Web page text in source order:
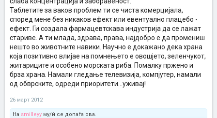
Таблетите за ваков проблем ти се чиста комерцијала,
според мене без никаков ефект или евентуално плацебо -
ефект. Ги создала фармацевтскава индустрија да се лажат
стариве. А ти млада, здрава, права, најдобро е да промениш
нешто во животните навики. Научно е докажано дека храна
која позитивно влијае на помнењето е овошјето, зеленчукот,
житариците и особено морската риба. Помалку пржено и
брза храна. Намали гледање телевизија, компјутер, намали
од обврските, одреди приоритети...уживај!
26 март 2012
На smilleyy му/ѝ се допаѓа ова.